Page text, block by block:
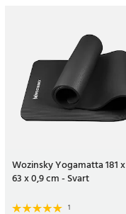
Wozinsky Yogamatta 181 x
63 x 0,9 cm - Svart
1